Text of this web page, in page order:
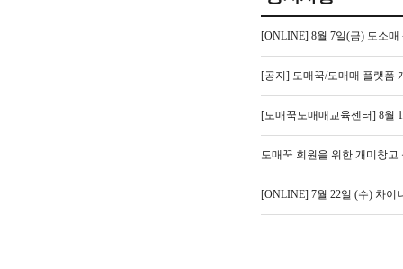
[ONLINE] 8월 7일(금) 도소
[공지] 도매꾹/도매매 플랫폼
[도매꾹도매매교육센터] 8월
도매꾹 회원을 위한 개미창고
[ONLINE] 7월 22일 (수) 차이